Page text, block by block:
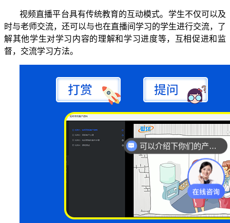
视频直播平台具有传统教育的互动模式。学生不仅可以及
时与老师交流，还可以与也在直播间学习的学生进行交流，了
解其他学生对学习内容的理解和学习进度等，互相促进和监
督，交流学习方法。
可以介绍下你们的产品么？